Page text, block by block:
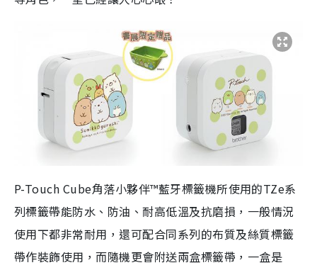
P-Touch Cube角落小夥伴™藍牙標籤機所使用的TZe系
列標籤帶能防水、防油、耐高低溫及抗磨損，一般情況
使用下都非常耐用，還可配合同系列的布質及絲質標籤
帶作裝飾使用，而隨機更會附送兩盒標籤帶，一盒是